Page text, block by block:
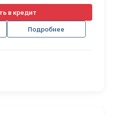
в кредит
Подробнее